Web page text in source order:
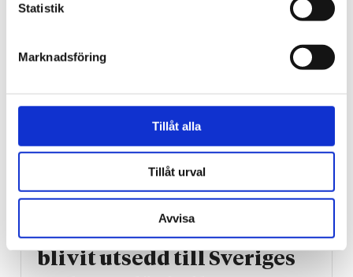
Statistik
Marknadsföring
Tillåt alla
Tillåt urval
Avvisa
Regeringen
Kritiserade Israel – har
blivit utsedd till Sveriges